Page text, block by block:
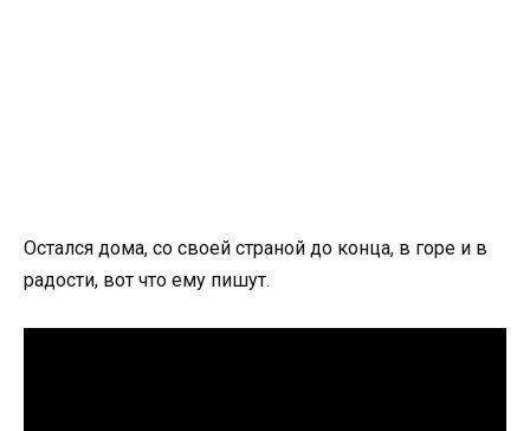
Остался дома, со своей страной до конца, в горе и в
радости, вот что ему пишут.